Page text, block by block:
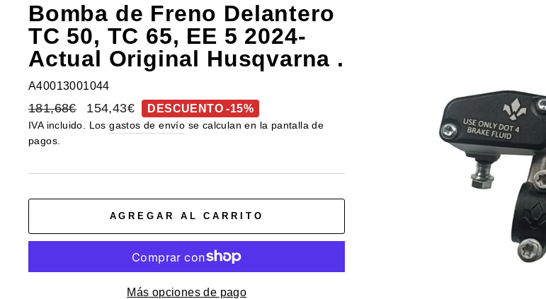
Bomba de Freno Delantero
TC 50, TC 65, EE 5 2024-
Actual Original Husqvarna .
A40013001044
Precio
habitual
181,68€
Precio
de
154,43€ DESCUENTO -15%
IVA incluido. Losgastos de envío se calculan en la pantalla de
pagos.
AGREGAR AL CARRITO
Más opciones de pago